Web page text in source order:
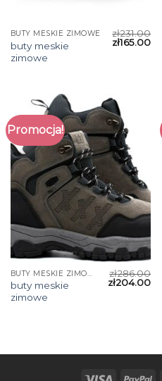
BUTY MESKIE ZIMOWE
buty meskie
zimowe
zł231.00
zł165.00
Promocja!
buty meskie
zimowe
zł286.00
zł204.00